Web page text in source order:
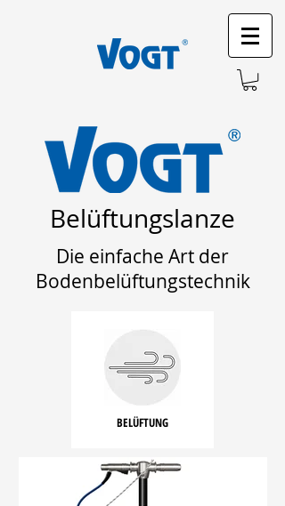
Belüftungslanze
Die einfache Art der
Bodenbelüftungstechnik
BELÜFTUNG